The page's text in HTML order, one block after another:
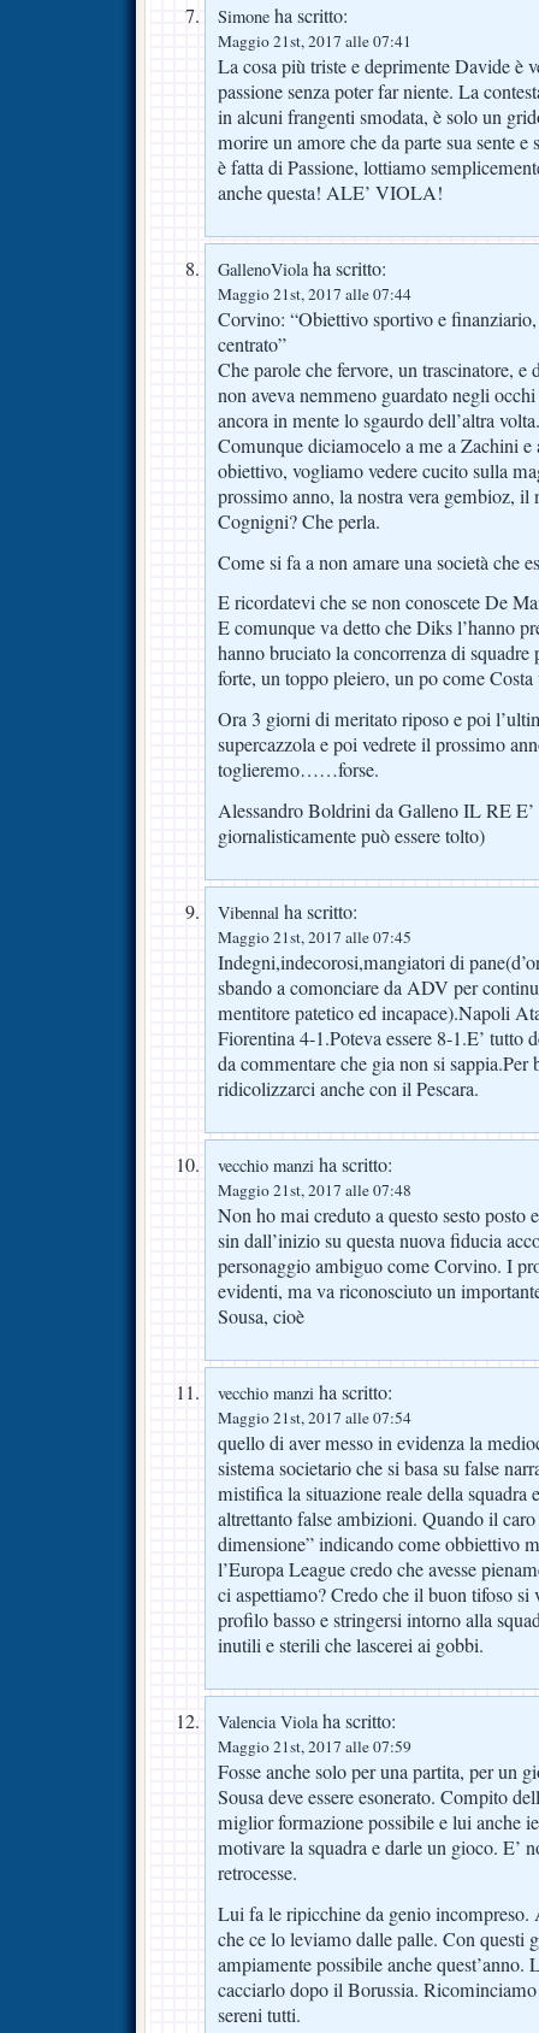
Simone ha scritto:
Maggio 21st, 2017 alle 07:41
La cosa più triste e deprimente Davide è
passione senza poter far niente. La
in alcuni frangenti smodata, è solo un
morire un amore che da parte sua sente
è fatta di Passione, lottiamo
anche questa! ALE’ VIOLA!
GallenoViolaha scritto:
Maggio 21st, 2017 alle 07:44
Corvino: “Obiettivo sportivo e
centrato”
Che parole che fervore, un trascinatore,
non aveva nemmeno guardato negli
ancora in mente lo sgaurdo dell’altra volta.
Comunque diciamocelo a me a Zachini e
obiettivo, vogliamo vedere cucito sulla
prossimo anno, la nostra vera gembioz, il
Cognigni? Che perla.
Come si fa a non amare una società che
E ricordatevi che se non conoscete De
E comunque va detto che Diks l’hanno
hanno bruciato la concorrenza di squadre
forte, un toppo pleiero, un po come Costa
Ora 3 giorni di meritato riposo e poi
supercazzola e poi vedrete il prossimo
toglieremo……forse.
Alessandro Boldrini da Galleno IL RE
giornalisticamente può essere tolto)
Vibennal ha scritto:
Maggio 21st, 2017 alle 07:45
Indegni,indecorosi,mangiatori di
sbando a comonciare da ADV per
mentitore patetico ed incapace).Napoli
Fiorentina 4-1.Poteva essere 8-1.E’ tutto
da commentare che gia non si
ridicolizzarci anche con il Pescara.
vecchio manzi ha scritto:
Maggio 21st, 2017 alle 07:48
Non ho mai creduto a questo sesto posto
sin dall’inizio su questa nuova fiducia
personaggio ambiguo come Corvino. I
evidenti, ma va riconosciuto un
Sousa, cioè
vecchio manzi ha scritto:
Maggio 21st, 2017 alle 07:54
quello di aver messo in evidenza la
sistema societario che si basa su false
mistifica la situazione reale della squadra
altrettanto false ambizioni. Quando il
dimensione” indicando come obbiettivo
l’Europa League credo che avesse
ci aspettiamo? Credo che il buon tifoso si
profilo basso e stringersi intorno alla
inutili e sterili che lascerei ai gobbi.
Valencia Violaha scritto:
Maggio 21st, 2017 alle 07:59
Fosse anche solo per una partita, per un
Sousa deve essere esonerato. Compito
miglior formazione possibile e lui anche
motivare la squadra e darle un gioco. E’
retrocesse.
Lui fa le ripicchine da genio incompreso.
che ce lo leviamo dalle palle. Con questi
ampiamente possibile anche quest’anno.
cacciarlo dopo il Borussia. Ricominciamo
sereni tutti.